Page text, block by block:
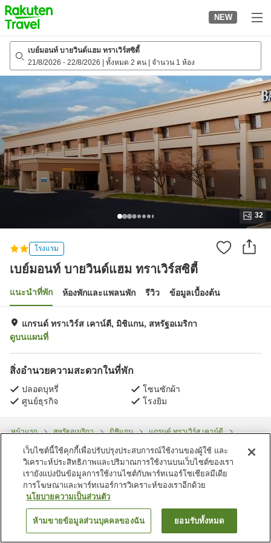
to
top
page
NEW
เบย์มอนท์ บายวินด์แฮม ทราเวิร์สซิตี้
21/8/2026 - 22/8/2026 ทั้งหมด 2 คน จำนวน 1 ห้อง
32
โรงแรม
เบย์มอนท์ บายวินด์แฮม ทราเวิร์สซิตี้
แนะนำที่พัก ห้องพักและแพลนพัก รีวิว ข้อมูลเบื้องต้น
แกรนด์ ทราเวิร์ส เคาน์ตี, มิชิแกน, สหรัฐอเมริกา
ดูบนแผนที่
สิ่งอำนวยความสะดวกในที่พัก
ปลอดบุหรี่
โซนซักผ้า
ศูนย์ธุรกิจ
โรงยิม
หน้าแรก สหรัฐอเมริกา มิชิแกน
แกรนด์ ทราเวิร์ส เคาน์ตี
เบย์มอนท์ บายวินด์แฮม ทราเวิร์สซิตี้
ค้นหาห้องพัก
เว็บไซต์นี้ใช้คุกกี้เพื่อปรับปรุงประสบการณ์ใช้งานของผู้ใช้ และ
วิเคราะห์ประสิทธิภาพและปริมาณการใช้งานบนเว็บไซต์ของเรา
เรายังแบ่งปันข้อมูลการใช้งานไซต์กับพาร์ทเนอร์โซเชียลมีเดีย
การโฆษณาและพาร์ทเนอร์การวิเคราะห์ของเราอีกด้วย
นโยบายความเป็นส่วนตัว
ห้ามขายข้อมูลส่วนบุคคลของฉัน ยอมรับทั้งหมด